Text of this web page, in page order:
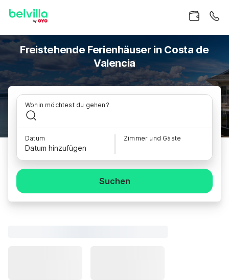
Freistehende Ferienhäuser in Costa de
Valencia
Wohin möchtest du gehen?
Datum
Datum hinzufügen
Zimmer und Gäste
Suchen